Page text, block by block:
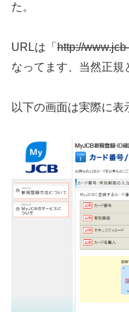
た。
URLは「 http://
なってます、当然正規
以下の画面は実際に表